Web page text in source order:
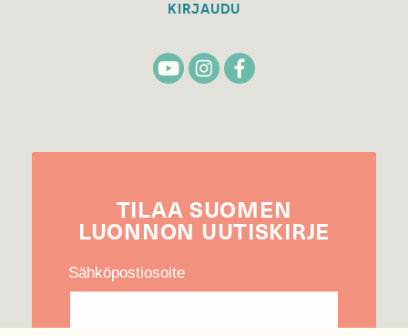
KIRJAUDU
TILAA SUOMEN
LUONNON UUTIS­KIRJE
Sähköpostiosoite